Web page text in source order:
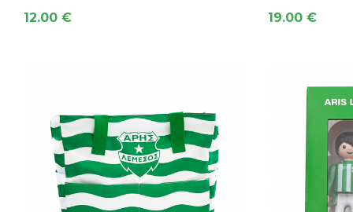
12.00 €
19.00 €